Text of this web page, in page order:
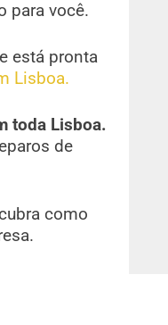
para você.
está pronta
Lisboa.
toda Lisboa.
de
como